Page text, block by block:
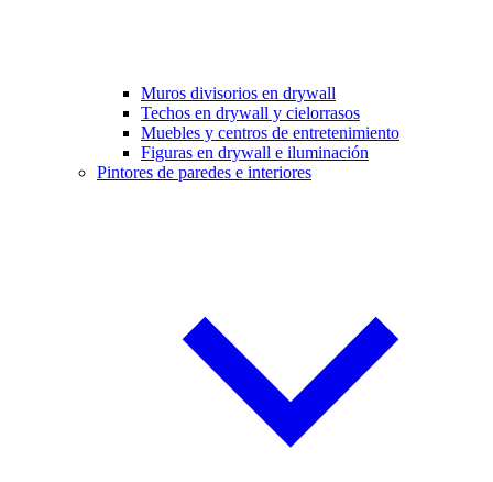
Muros divisorios en drywall
Techos en drywall y cielorrasos
Muebles y centros de entretenimiento
Figuras en drywall e iluminación
Pintores de paredes e interiores